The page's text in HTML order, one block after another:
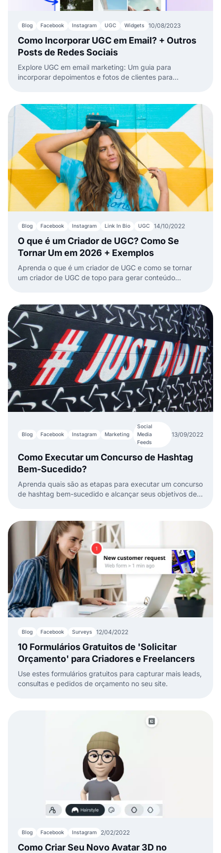
Blog Facebook Instagram UGC Widgets 10/08/2023
Como Incorporar UGC em Email? + Outros
Posts de Redes Sociais
Explore UGC em email marketing: Um guia para
incorporar depoimentos e fotos de clientes para
Blog Facebook Instagram Link In Bio UGC 14/10/2022
O que é um Criador de UGC? Como Se
Tornar Um em 2026 + Exemplos
Aprenda o que é um criador de UGC e como se tornar
um criador de UGC de topo para gerar conteúdo
Blog Facebook Instagram Marketing
Social
Media
Feeds
13/09/2022
Como Executar um Concurso de Hashtag
Bem-Sucedido?
Aprenda quais são as etapas para executar um concurso
de hashtag bem-sucedido e alcançar seus objetivos de
Blog Facebook Surveys 12/04/2022
10 Formulários Gratuitos de 'Solicitar
Orçamento' para Criadores e Freelancers
Use estes formulários gratuitos para capturar mais leads,
consultas e pedidos de orçamento no seu site.
Blog Facebook Instagram 2/02/2022
Como Criar Seu Novo Avatar 3D no